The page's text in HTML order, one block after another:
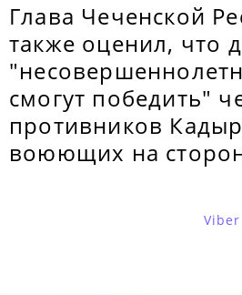
Глава Чеченской
также оценил, что
смогут победить"
противников
воюющих на
Viber